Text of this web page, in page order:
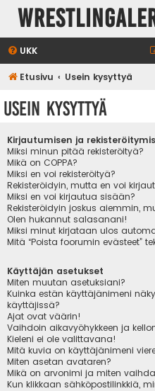
UKK
Etusivu Usein kysyttyä
Usein kysyttyä
Kirjautumisen ja
Miksi minun pitää rekisteröityä?
Mikä on COPPA?
Miksi en voi rekisteröityä?
Rekisteröidyin, mutta en voi
Miksi en voi kirjautua sisään?
Rekisteröidyin joskus aiemmin,
Olen hukannut salasanani!
Miksi minut kirjataan ulos
Mitä “Poista foorumin evästeet”
Käyttäjän asetukset
Miten muutan asetuksiani?
Kuinka estän käyttäjänimeni
käyttäjissä?
Ajat ovat väärin!
Vaihdoin aikavyöhykkeen ja
Kieleni ei ole valittavana!
Mitä kuvia on käyttäjänimeni
Miten asetan avataren?
Mikä on arvonimi ja miten
Kun klikkaan sähköpostilinkkiä,